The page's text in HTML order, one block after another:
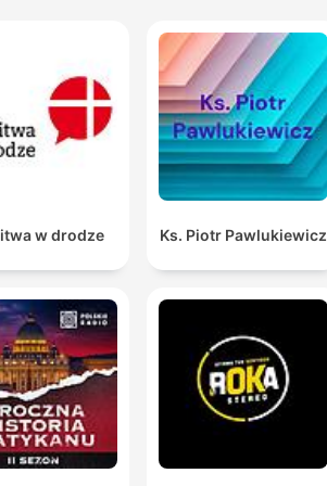
w drodze Ks. Piotr Pawlukiewicz